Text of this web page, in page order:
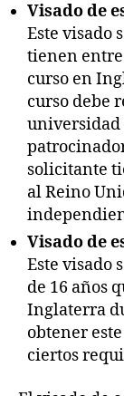
Visado de
Este visado
tienen entre
curso en
curso debe
universidad
solicitante
al Reino
Visado de
Este visado
de 16 años
Inglaterra
obtener
ciertos